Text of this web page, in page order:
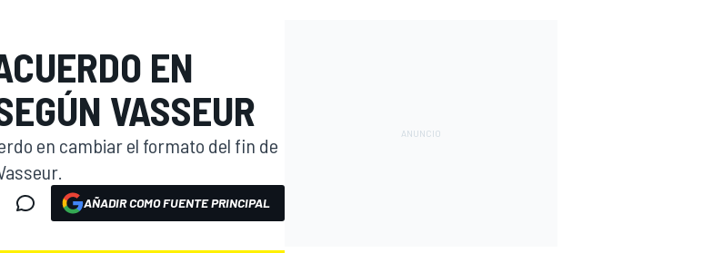
EN
VASSEUR
en cambiar el formato del fin de
AÑADIR COMO FUENTE PRINCIPAL